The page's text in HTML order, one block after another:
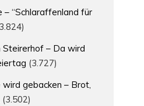
– “Schlaraffenland für
Steirerhof – Da wird
(3.727)
gebacken – Brot,
(3.502)